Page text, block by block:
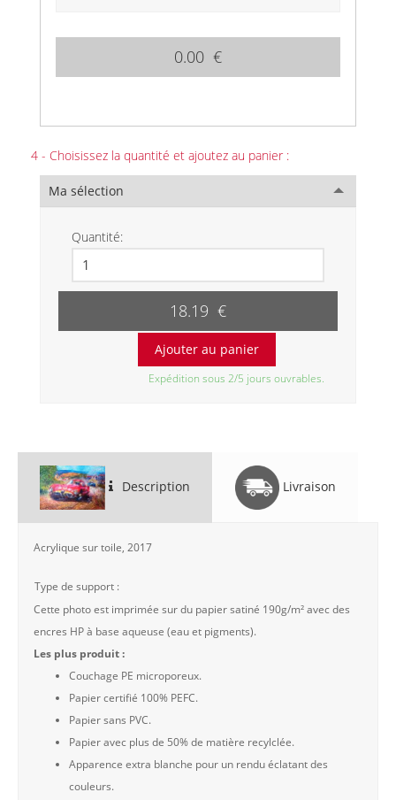
0.00 €
4 - Choisissez la quantité et ajoutez au panier :
Ma sélection
Quantité:
18.19 €
Expédition sous 2/5 jours ouvrables.
Description Livraison
Acrylique sur toile, 2017
Type de support :
Cette photo est imprimée sur du papier satiné 190g/m² avec des
encres HP à base aqueuse (eau et pigments).
Les plus produit :
Couchage PE microporeux.
Papier certifié 100% PEFC.
Papier sans PVC.
Papier avec plus de 50% de matière recylclée.
Apparence extra blanche pour un rendu éclatant des
couleurs.